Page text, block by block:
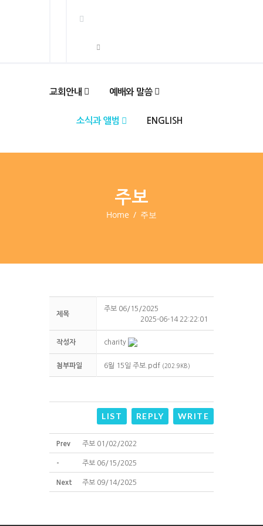
교회안내 예배와 말씀
소식과 앨범 ENGLISH
주보
Home 주보
제목
주보 06/15/2025
2025-06-14 22:22:01
작성자 charity
첨부파일 6월 15일 주보.pdf (202.9KB)
LIST REPLY WRITE
Prev 주보 01/02/2022
- 주보 06/15/2025
Next 주보 09/14/2025